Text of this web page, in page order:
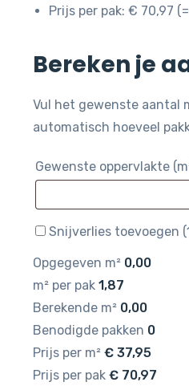
Prijs per pak: € 70,97 (=
Bereken je
Vul het gewenste aantal
automatisch hoeveel
Gewenste oppervlakte
Snijverlies toevoegen
Opgegeven m² 0,00
m² per pak 1,87
Berekende m² 0,00
Benodigde pakken 0
Prijs per m² €37,95
Prijs per pak €70,97